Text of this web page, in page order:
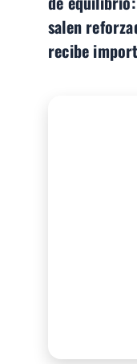
salen
recibe